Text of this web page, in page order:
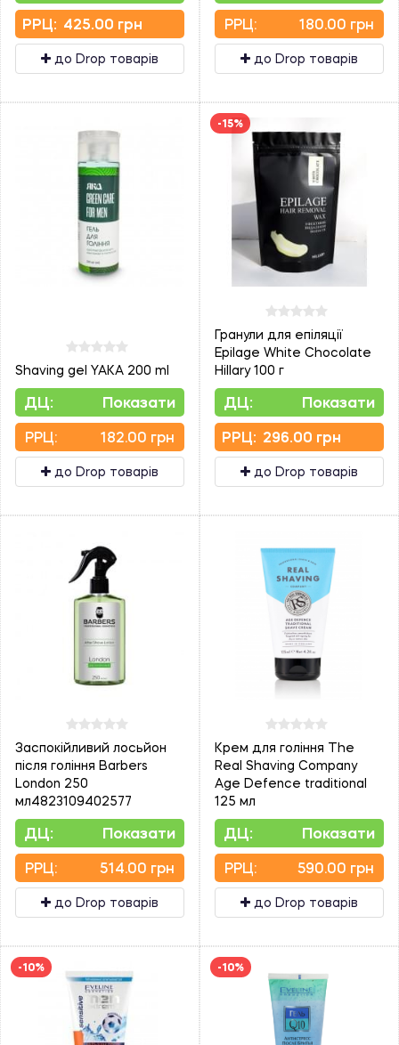
PPЦ: 425.00 грн
до Drop товарів
PPЦ: 180.00 грн
до Drop товарів
Shaving gel YAKA 200 ml
ДЦ: Показати
PPЦ: 182.00 грн
до Drop товарів
-15%
Гранули для епіляції
Epilage White Chocolate
Hillary 100 г
ДЦ: Показати
PPЦ: 296.00 грн
до Drop товарів
Заспокійливий лосьйон
після гоління Barbers
London 250
мл4823109402577
ДЦ: Показати
PPЦ: 514.00 грн
до Drop товарів
Крем для гоління The
Real Shaving Company
Age Defence traditional
125 мл
ДЦ: Показати
PPЦ: 590.00 грн
до Drop товарів
-10% -10%